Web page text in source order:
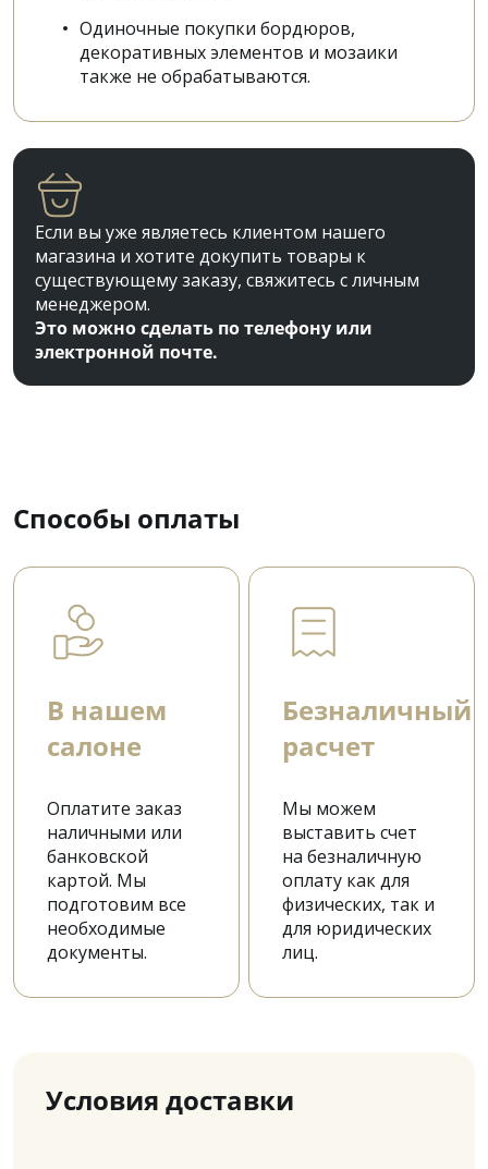
Одиночные покупки бордюров,
декоративных элементов и мозаики
также не обрабатываются.
Если вы уже являетесь клиентом нашего
магазина и хотите докупить товары к
существующему заказу, свяжитесь с личным
менеджером.
Это можно сделать по телефону или
электронной почте.
Способы оплаты
В нашем
салоне
Оплатите заказ
наличными или
банковской
картой. Мы
подготовим все
необходимые
документы.
Безналичный
расчет
Мы можем
выставить счет
на безналичную
оплату как для
физических, так и
для юридических
лиц.
Условия доставки